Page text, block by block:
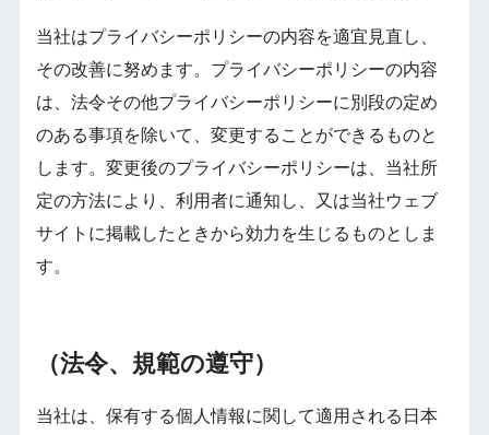
当社はプライバシーポリシーの内容を適宜見直し、
その改善に努めます。プライバシーポリシーの内容
は、法令その他プライバシーポリシーに別段の定め
のある事項を除いて、変更することができるものと
します。変更後のプライバシーポリシーは、当社所
定の方法により、利用者に通知し、又は当社ウェブ
サイトに掲載したときから効力を生じるものとしま
す。
（法令、規範の遵守）
当社は、保有する個人情報に関して適用される日本